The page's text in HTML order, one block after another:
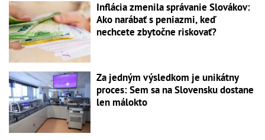
Inflácia zmenila správanie Slovákov:
Ako narábať s peniazmi, keď
nechcete zbytočne riskovať?
Za jedným výsledkom je unikátny
proces: Sem sa na Slovensku dostane
len málokto